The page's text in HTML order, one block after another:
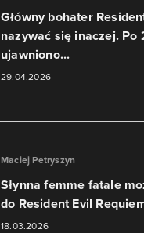
Główny bohater
nazywać się inaczej. Po
ujawniono...
29.04.2026
Maciej Petryszyn
Słynna femme fatale
do Resident Evil
18.03.2026